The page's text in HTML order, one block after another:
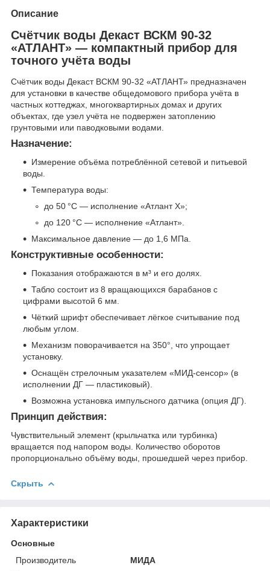
Описание
Счётчик воды Декаст ВСКМ 90‑32
«АТЛАНТ» — компактный прибор для
точного учёта воды
Счётчик воды Декаст ВСКМ 90‑32 «АТЛАНТ» предназначен
для установки в качестве общедомового прибора учёта в
частных коттеджах, многоквартирных домах и других
объектах, где узел учёта не подвержен затоплению
грунтовыми или паводковыми водами.
Назначение:
Измерение объёма потреблённой сетевой и питьевой
воды.
Температура воды:
до 50 °C — исполнение «Атлант Х»;
до 120 °C — исполнение «Атлант».
Максимальное давление — до 1,6 МПа.
Конструктивные особенности:
Показания отображаются в м³ и его долях.
Табло состоит из 8 вращающихся барабанов с
цифрами высотой 6 мм.
Чёткий шрифт обеспечивает лёгкое считывание под
любым углом.
Механизм поворачивается на 350°, что упрощает
установку.
Оснащён стрелочным указателем «МИД-сенсор» (в
исполнении ДГ — пластиковый).
Возможна установка импульсного датчика (опция ДГ).
Принцип действия:
Чувствительный элемент (крыльчатка или турбинка)
вращается под напором воды. Количество оборотов
пропорционально объёму воды, прошедшей через прибор.
Скрыть
Характеристики
Основные
Производитель
МИДА